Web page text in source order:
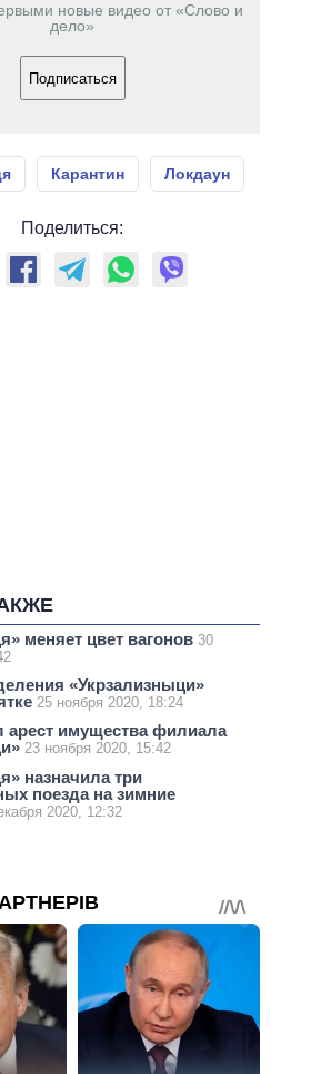
новые видео от «Слово и
дело»
Подписаться
Карантин Локдаун
Поделиться:
меняет цвет вагонов 30
«Укрзализныци»
25 ноября 2020, 18:24
арест имущества филиала
23 ноября 2020, 15:42
назначила три
поезда на зимние
2020, 12:32